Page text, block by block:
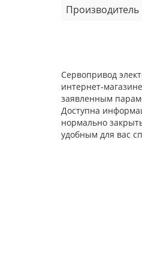
Производитель
Сервопривод
интернет-
заявленным
Доступна
нормально
удобным для вас